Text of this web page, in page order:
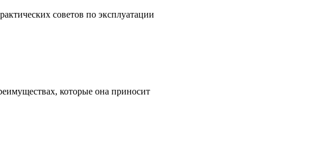
советов по эксплуатации
которые она приносит